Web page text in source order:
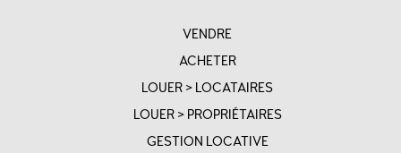
VENDRE
ACHETER
LOUER > LOCATAIRES
LOUER > PROPRIÉTAIRES
GESTION LOCATIVE